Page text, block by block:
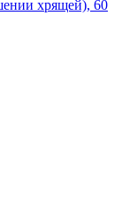
хрящей), 60